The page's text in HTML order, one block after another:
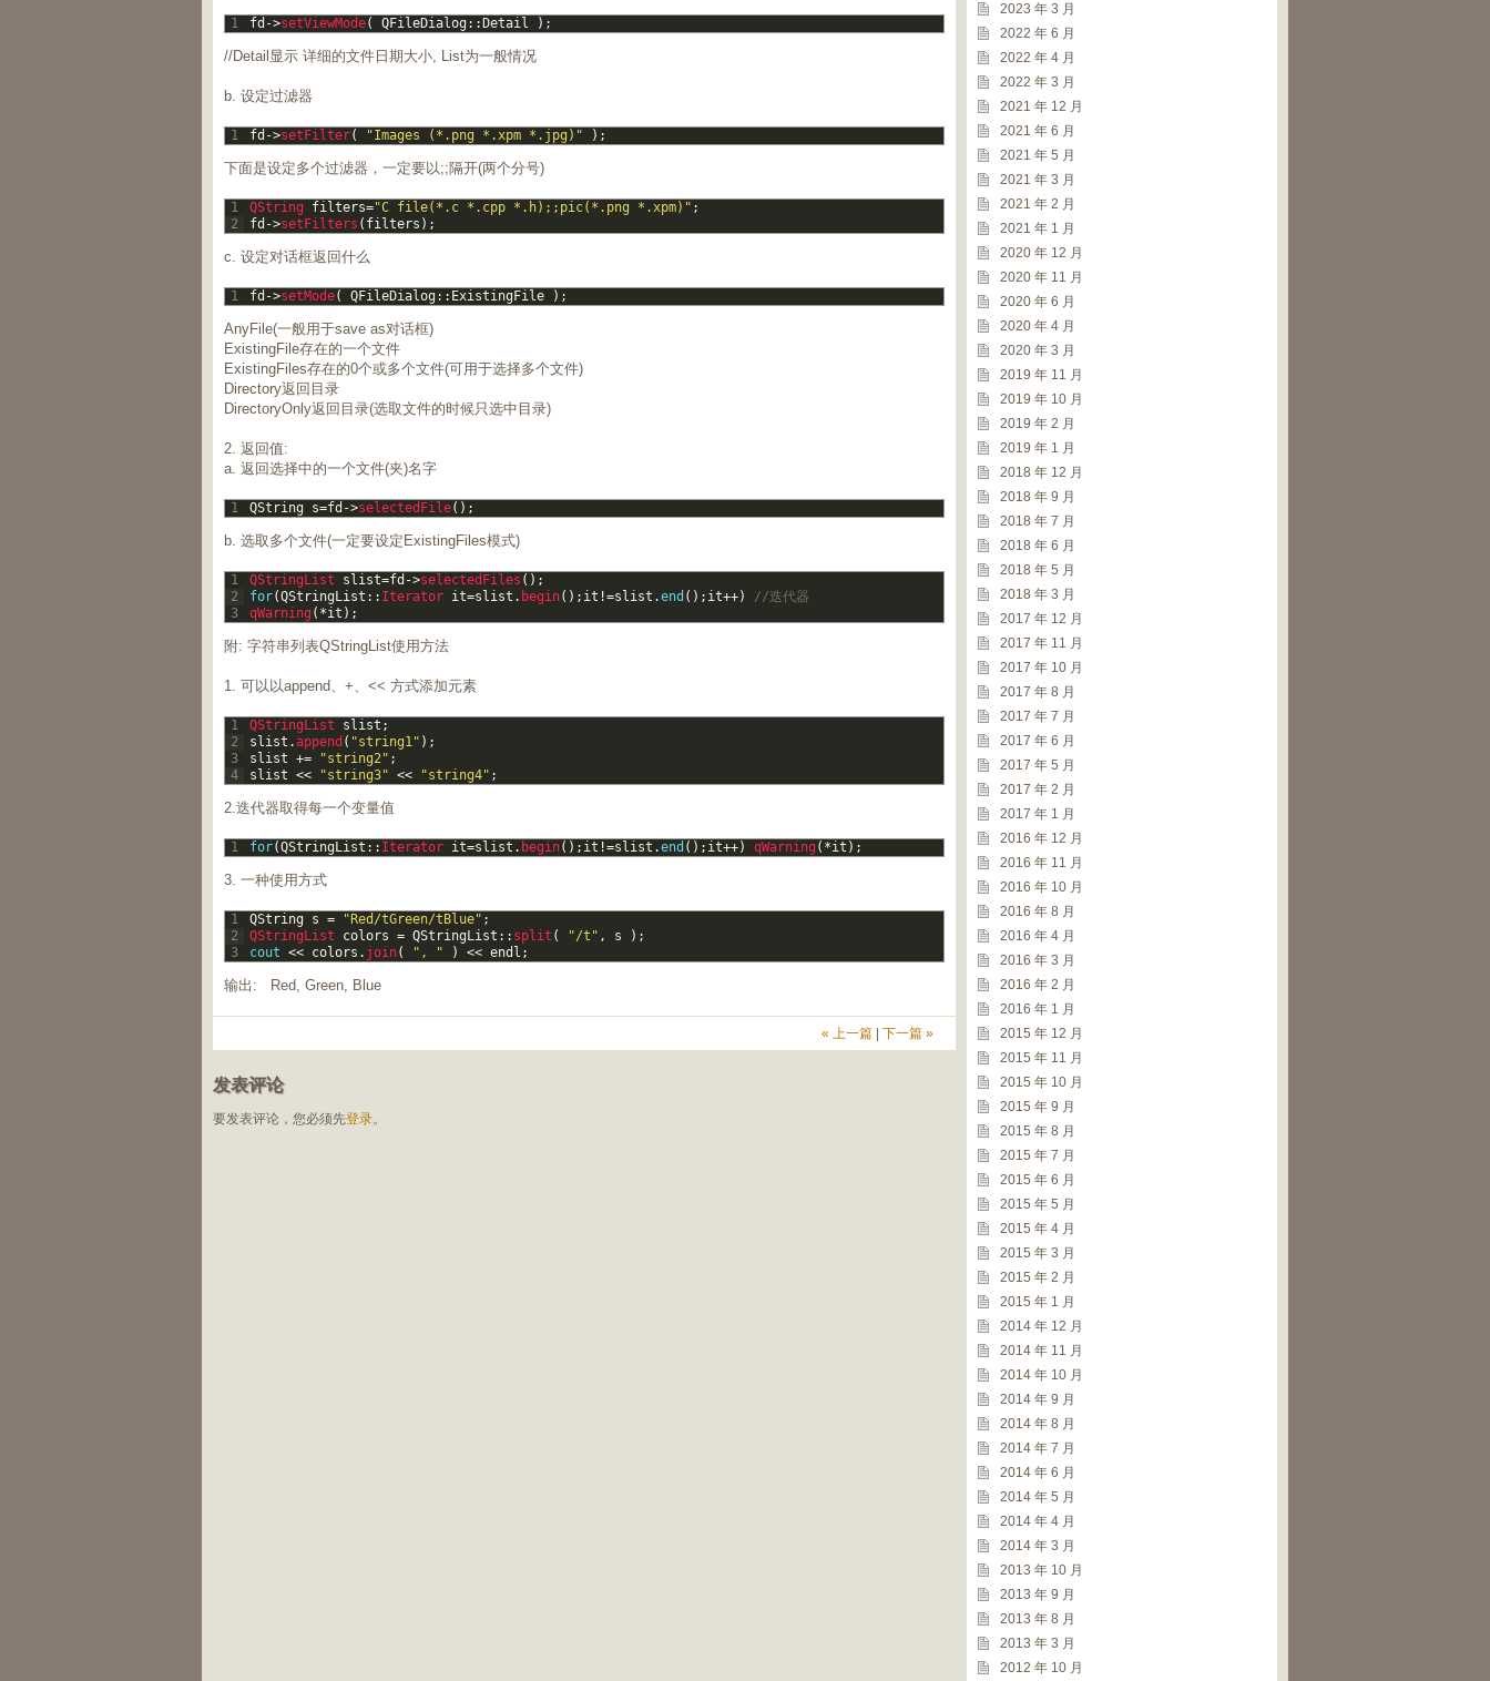
1 fd ->setViewMode( QFileDialog :: Detail ) ;
//Detail显示 详细的文件日期大小, List为一般情况
b. 设定过滤器
1 fd ->setFilter( "Images (*.png *.xpm *.jpg)" ) ;
下面是设定多个过滤器，一定要以;;隔开(两个分号)
1
2
QString filters="C file(*.c *.cpp *.h);;pic(*.png *.xpm)" ;
fd ->setFilters ( filters ) ;
c. 设定对话框返回什么
1 fd ->setMode( QFileDialog :: ExistingFile ) ;
AnyFile(一般用于save as对话框)
ExistingFile存在的一个文件
ExistingFiles存在的0个或多个文件(可用于选择多个文件)
Directory返回目录
DirectoryOnly返回目录(选取文件的时候只选中目录)
2. 返回值:
a. 返回选择中的一个文件(夹)名字
1 QString s=fd ->selectedFile( ) ;
b. 选取多个文件(一定要设定ExistingFiles模式)
1
2
3
QStringList slist=fd ->selectedFiles ( ) ;
for(QStringList :: Iterator it=slist . begin( ) ; it !=slist .end ( ) ; it++)
//迭代器
qWarning ( *it ) ;
附: 字符串列表QStringList使用方法
1. 可以以append、+、<< 方式添加元素
1
2
3
4
QStringList slist ;
slist .append ( "string1" ) ;
slist += "string2" ;
slist << "string3" << "string4" ;
2.迭代器取得每一个变量值
1 for(QStringList :: Iterator it=slist . begin( ) ; it !=slist .end ( ) ; it++) qWarning ( *it ) ;
3. 一种使用方式
1
2
3
QString s = "Red/tGreen/tBlue" ;
QStringList colors = QStringList :: split ( "/t" , s ) ;
cout << colors . join( ", " ) << endl ;
输出: Red, Green, Blue
« 上一篇 下一篇 »
发表评论
要发表评论，您必须先登录。
2023 年 3 月
2022 年 6 月
2022 年 4 月
2022 年 3 月
2021 年 12 月
2021 年 6 月
2021 年 5 月
2021 年 3 月
2021 年 2 月
2021 年 1 月
2020 年 12 月
2020 年 11 月
2020 年 6 月
2020 年 4 月
2020 年 3 月
2019 年 11 月
2019 年 10 月
2019 年 2 月
2019 年 1 月
2018 年 12 月
2018 年 9 月
2018 年 7 月
2018 年 6 月
2018 年 5 月
2018 年 3 月
2017 年 12 月
2017 年 11 月
2017 年 10 月
2017 年 8 月
2017 年 7 月
2017 年 6 月
2017 年 5 月
2017 年 2 月
2017 年 1 月
2016 年 12 月
2016 年 11 月
2016 年 10 月
2016 年 8 月
2016 年 4 月
2016 年 3 月
2016 年 2 月
2016 年 1 月
2015 年 12 月
2015 年 11 月
2015 年 10 月
2015 年 9 月
2015 年 8 月
2015 年 7 月
2015 年 6 月
2015 年 5 月
2015 年 4 月
2015 年 3 月
2015 年 2 月
2015 年 1 月
2014 年 12 月
2014 年 11 月
2014 年 10 月
2014 年 9 月
2014 年 8 月
2014 年 7 月
2014 年 6 月
2014 年 5 月
2014 年 4 月
2014 年 3 月
2013 年 10 月
2013 年 9 月
2013 年 8 月
2013 年 3 月
2012 年 10 月